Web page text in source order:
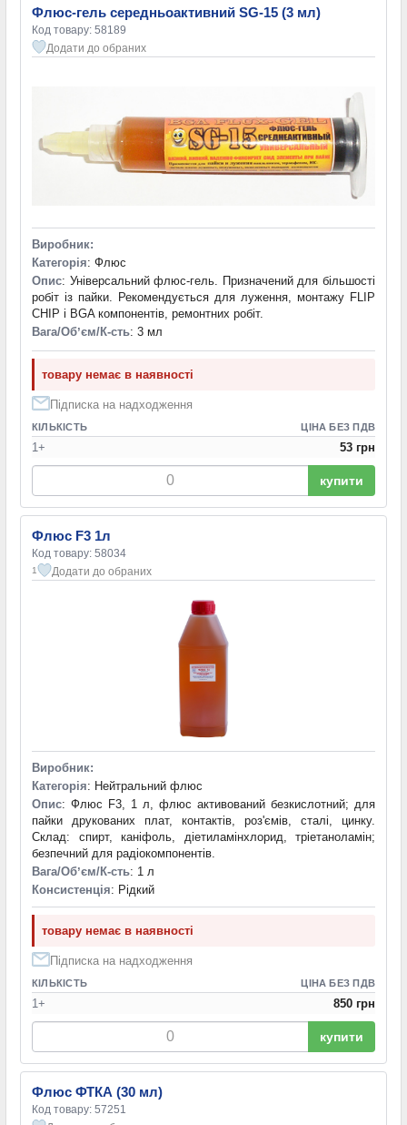
Флюс-гель середньоактивний SG-15 (3 мл)
Код товару: 58189
Додати до обраних
Виробник:
Категорія: Флюс
Опис: Універсальний флюс-гель. Призначений для більшості
робіт із пайки. Рекомендується для луження, монтажу FLIP
CHIP і BGA компонентів, ремонтних робіт.
Вага/Обʼєм/К-сть: 3 мл
товару немає в наявності
Підписка на надходження
КІЛЬКІСТЬ ЦІНА БЕЗ ПДВ
1+ 53 грн
купити
Флюс F3 1л
Код товару: 58034
1 Додати до обраних
Виробник:
Категорія: Нейтральний флюс
Опис: Флюс F3, 1 л, флюс активований безкислотний; для
пайки друкованих плат, контактів, роз'ємів, сталі, цинку.
Склад: спирт, каніфоль, діетиламінхлорид, тріетаноламін;
безпечний для радіокомпонентів.
Вага/Обʼєм/К-сть: 1 л
Консистенція: Рідкий
товару немає в наявності
Підписка на надходження
КІЛЬКІСТЬ ЦІНА БЕЗ ПДВ
1+ 850 грн
купити
Флюс ФТКА (30 мл)
Код товару: 57251